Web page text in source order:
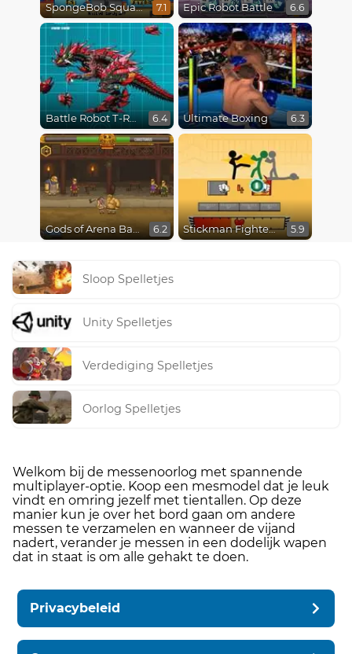
SpongeBob SquarePants : Monster Island Adventures 7.1 Epic Robot Battle 6.6
Battle Robot T-Rex Age 6.4 Ultimate Boxing 6.3
Gods of Arena Battles 6.2 Stickman Fighter Epic Battles 5.9
Sloop Spelletjes
Unity Spelletjes
Verdediging Spelletjes
Oorlog Spelletjes
Welkom bij de messenoorlog met spannende
multiplayer-optie. Koop een mesmodel dat je leuk
vindt en omring jezelf met tientallen. Op deze
manier kun je over het bord gaan om andere
messen te verzamelen en wanneer de vijand
nadert, verander je messen in een dodelijk wapen
dat in staat is om alle gehakt te doen.
Privacybeleid